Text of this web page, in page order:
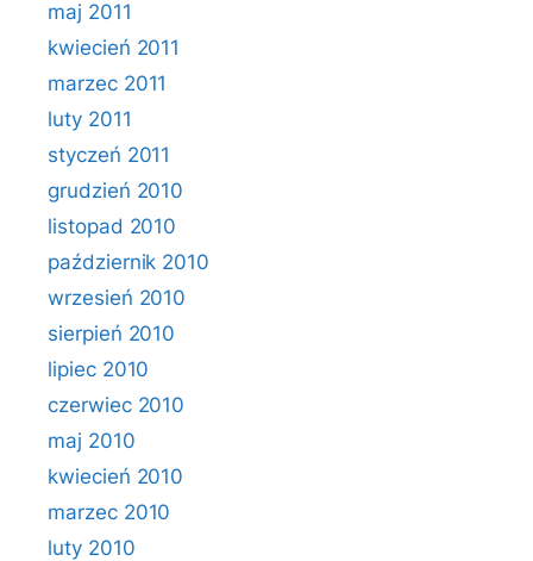
maj 2011
kwiecień 2011
marzec 2011
luty 2011
styczeń 2011
grudzień 2010
listopad 2010
październik 2010
wrzesień 2010
sierpień 2010
lipiec 2010
czerwiec 2010
maj 2010
kwiecień 2010
marzec 2010
luty 2010